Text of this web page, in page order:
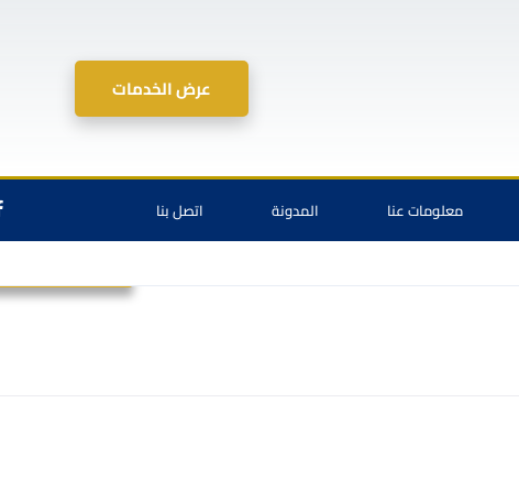
عرض الخدمات
معلومات عنا المدونة اتصل بنا